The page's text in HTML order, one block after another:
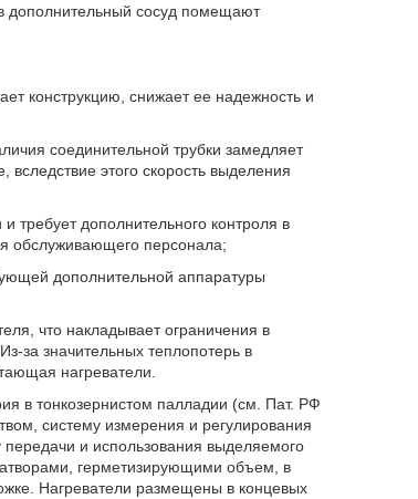
дополнительный сосуд помещают
конструкцию, снижает ее надежность и
соединительной трубки замедляет
этого скорость выделения
требует дополнительного контроля в
обслуживающего персонала;
дополнительной аппаратуры
что накладывает ограничения в
за значительных теплопотерь в
нагреватели.
в тонкозернистом палладии (см. Пат. РФ
систему измерения и регулирования
передачи и использования выделяемого
герметизирующими объем, в
Нагреватели размещены в концевых